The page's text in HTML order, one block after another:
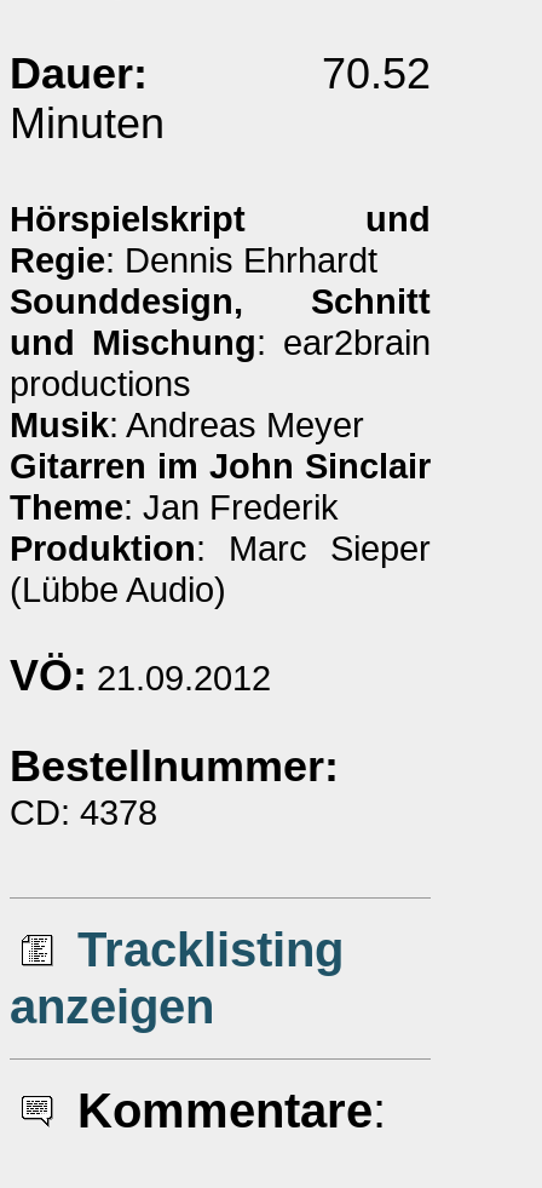
Dauer: 70.52
Minuten
Hörspielskript und
Regie: Dennis Ehrhardt
Sounddesign, Schnitt
und Mischung: ear2brain
productions
Musik: Andreas Meyer
Gitarren im John Sinclair
Theme: Jan Frederik
Produktion: Marc Sieper
(Lübbe Audio)
VÖ: 21.09.2012
Bestellnummer:
CD: 4378
Tracklisting
anzeigen
Kommentare: